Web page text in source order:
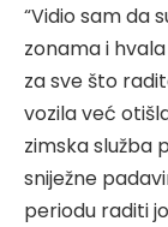
“Vidio sam da
zonama i
za sve što
vozila već
zimska služba
sniježne
periodu raditi